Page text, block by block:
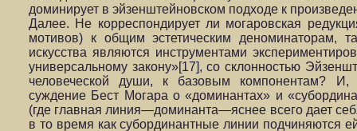
доминирует в эйзенштейновском подходе к
Далее. Не корреспондирует ли могаровская
мотивов) к общим эстетическим деноминаторам,
искусства являются инструментами
универсальному закону»[17], со склонностью
человеческой души, к базовым компонентам? И,
суждение Бест Могара о «доминантах» и
(где главная линия—доминанта—яснее всего дает
в то время как субординантные линии подчиняются